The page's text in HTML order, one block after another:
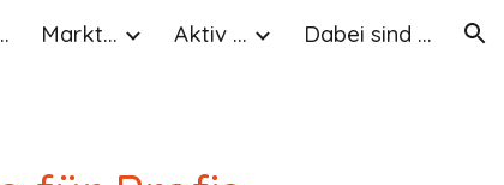
Markt... Aktiv ... Dabei sind ...